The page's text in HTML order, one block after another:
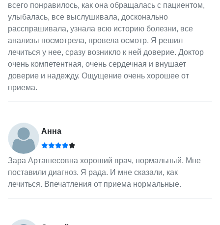
всего понравилось, как она обращалась с пациентом,
улыбалась, все выслушивала, досконально
расспрашивала, узнала всю историю болезни, все
анализы посмотрела, провела осмотр. Я решил
лечиться у нее, сразу возникло к ней доверие. Доктор
очень компетентная, очень сердечная и внушает
доверие и надежду. Ощущение очень хорошее от
приема.
Анна
Зара Арташесовна хороший врач, нормальный. Мне
поставили диагноз. Я рада. И мне сказали, как
лечиться. Впечатления от приема нормальные.